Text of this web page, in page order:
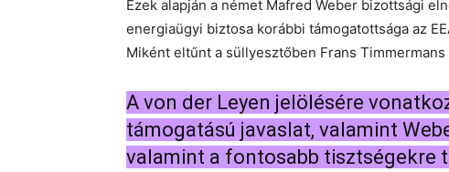
Ezek alapján a német Mafred Weber bizottsági
energiaügyi biztosa korábbi támogatottsága az
Miként eltűnt a süllyesztőben Frans Timmermans
A von der Leyen jelölésére
támogatású javaslat, valamint
valamint a fontosabb tisztségekre